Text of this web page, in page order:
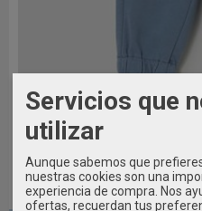
Servicios que
utilizar
Aunque sabemos que
nuestras cookies son una
experiencia de compra. Nos
ofertas, recuerdan tus